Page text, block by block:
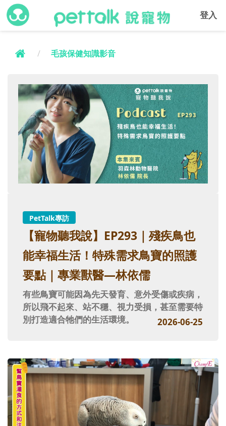
登入
毛孩保健知識影音
PetTalk專訪
【寵物聽我說】EP293｜殘疾鳥也
能幸福生活！特殊需求鳥寶的照護
要點｜專業獸醫—林依儒
有些鳥寶可能因為先天發育、意外受傷或疾病，
所以飛不起來、站不穩、視力受損，甚至需要特
別打造適合牠們的生活環境。
2026-06-25